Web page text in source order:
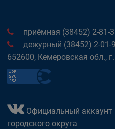
приёмная (38452) 2-81-
дежурный (38452) 2-01-
652600, Кемеровская обл.,
Официальный аккаунт
городского округа